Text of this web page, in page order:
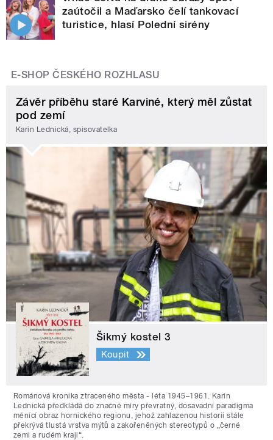
zaútočil a Maďarsko čelí tankovací
turistice, hlasí Polední sirény
E-SHOP ČESKÉHO ROZHLASU
Závěr příběhu staré Karviné, který měl zůstat
pod zemí
Karin Lednická, spisovatelka
Šikmý kostel 3
Koupit
Románová kronika ztraceného města - léta 1945–1961. Karin
Lednická předkládá do značné míry převratný, dosavadní paradigma
měnící obraz hornického regionu, jehož zahlazenou historii stále
překrývá tlustá vrstva mýtů a zakořeněných stereotypů o „černé
zemi a rudém kraji“.